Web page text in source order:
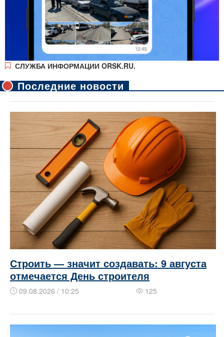
СЛУЖБА ИНФОРМАЦИИ ORSK.RU.
Последние новости
Строить — значит создавать: 9 августа
отмечается День строителя
09.08.2026 / 10:25 125